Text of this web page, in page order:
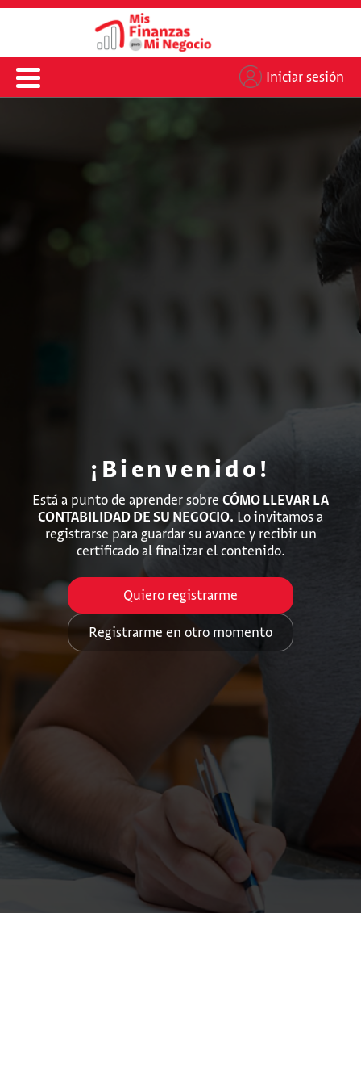
Iniciar sesión
¡Bienvenido!
Está a punto de aprender sobre CÓMO LLEVAR LA
CONTABILIDAD DE SU NEGOCIO. Lo invitamos a
registrarse para guardar su avance y recibir un
certificado al finalizar el contenido.
Quiero registrarme
Registrarme en otro momento